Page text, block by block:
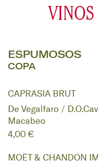
ESPUMOSOS
COPA
CAPRASIA BRUT
De Vegalfaro /
Macabeo
4,00 €
MOËT & CHANDON